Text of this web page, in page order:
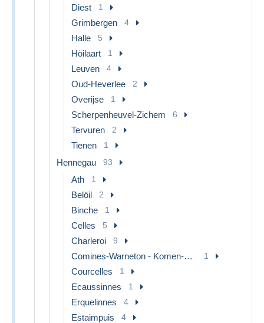
Diest 1
Grimbergen 4
Halle 5
Höilaart 1
Leuven 4
Oud-Heverlee 2
Overijse 1
Scherpenheuvel-Zichem 6
Tervuren 2
Tienen 1
Hennegau 93
Ath 1
Belöil 2
Binche 1
Celles 5
Charleroi 9
Comines-Warneton - Komen-Waasten 1
Courcelles 1
Ecaussinnes 1
Erquelinnes 4
Estaimpuis 4